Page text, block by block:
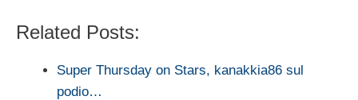
Related Posts:
Super Thursday on Stars, kanakkia86 sul
podio…